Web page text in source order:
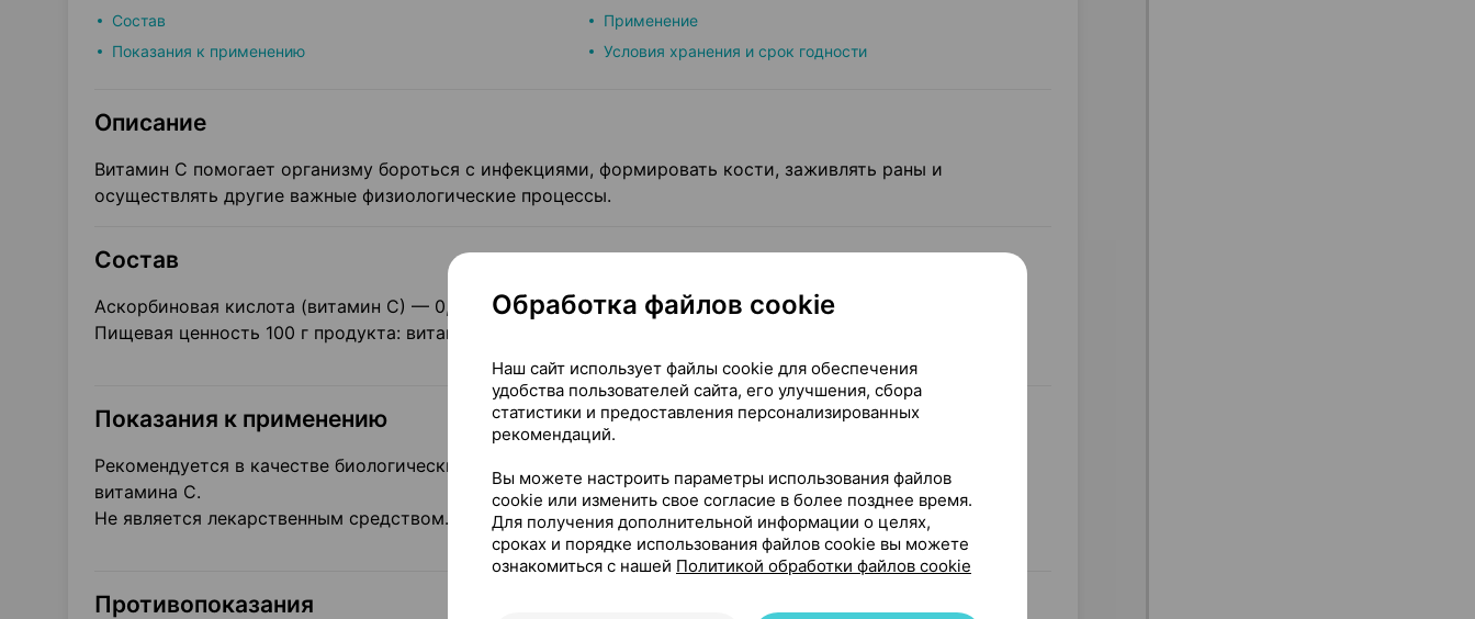
Состав
Показания к применению
Применение
Условия хранения и срок годности
Описание
Витамин C помогает организму бороться с инфекциями, формировать кости, заживлять раны и
осуществлять другие важные физиологические процессы.
Состав
Аскорбиновая кислота (витамин С) — 0,8 г.
Пищевая ценность 100 г продукта: витамин С — 100,0 г.
Показания к применению
Рекомендуется в качестве биологически активной добавки к пище — дополнительного источника
витамина С.
Не является лекарственным средством.
Противопоказания
Обработка файлов cookie
Наш сайт использует файлы cookie для обеспечения
удобства пользователей сайта, его улучшения, сбора
статистики и предоставления персонализированных
рекомендаций.
Вы можете настроить параметры использования файлов
cookie или изменить свое согласие в более позднее время.
Для получения дополнительной информации о целях,
сроках и порядке использования файлов cookie вы можете
ознакомиться с нашей Политикой обработки файлов cookie